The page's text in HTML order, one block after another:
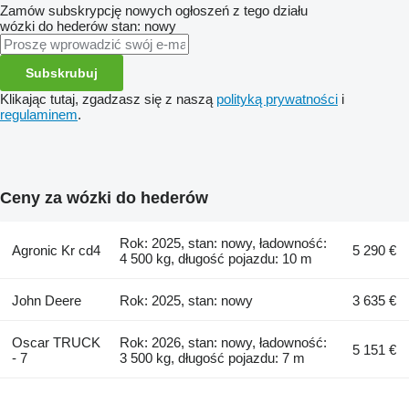
Zamów subskrypcję nowych ogłoszeń z tego działu
wózki do hederów stan: nowy
Subskrubuj
Klikając tutaj, zgadzasz się z naszą polityką prywatności i
regulaminem.
Ceny za wózki do hederów
Agronic Kr cd4
Rok: 2025, stan: nowy, ładowność:
4 500 kg, długość pojazdu: 10 m
5 290 €
John Deere Rok: 2025, stan: nowy 3 635 €
Oscar TRUCK
- 7
Rok: 2026, stan: nowy, ładowność:
3 500 kg, długość pojazdu: 7 m
5 151 €